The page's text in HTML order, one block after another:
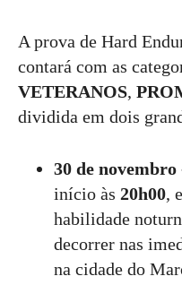
A prova de Hard
contará com as
VETERANOS,
dividida em dois
30 de novembro
início às 20h00,
habilidade
decorrer nas
na cidade do